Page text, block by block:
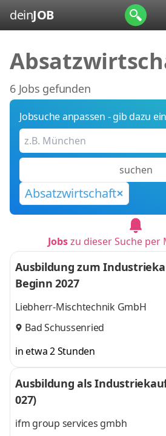
deinJOB
6 Jobs gefunden
Jobsuche anpassen - gib dazu
suchen
Absatzwirtschaft
Jobszu dieser Suche per
Ausbildung zum
Beginn 2027
Liebherr-Mischtechnik GmbH
Bad Schussenried
in etwa 2 Stunden
Ausbildung als
027)
ifm group services gmbh